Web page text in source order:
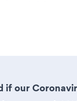
if our